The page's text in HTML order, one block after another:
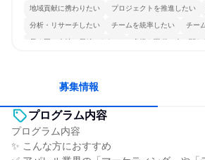
地域貢献に携わりたい プロジェクトを推進したい
分析・リサーチしたい チームを統率したい チー
長く同じ会社に居続けられる 多様な職種の人と関わ
募集情報
プログラム内容
プログラム内容
✨ こんな方におすすめ